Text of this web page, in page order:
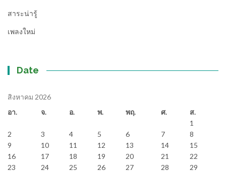
สาระน่ารู้
เพลงใหม่
Date
สิงหาคม 2026
อา.
จ. อ. พ. พฤ. ศ.
ส.
1
2
3 4 5 6 7
8
9
10 11 12 13 14
15
16
17 18 19 20 21
22
23
24 25 26 27 28
29